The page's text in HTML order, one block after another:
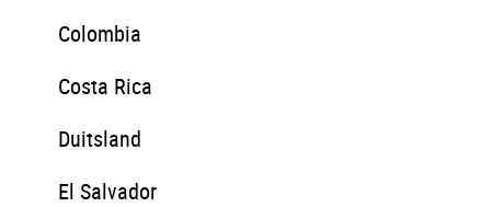
Colombia
Costa Rica
Duitsland
El Salvador